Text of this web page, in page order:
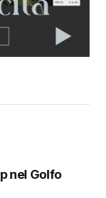
in questo
commento.
nel Golfo